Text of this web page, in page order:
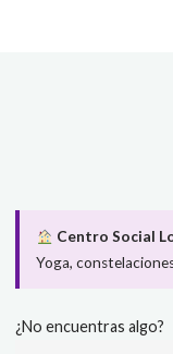
Centro Social
Yoga,
¿No encuentras algo?